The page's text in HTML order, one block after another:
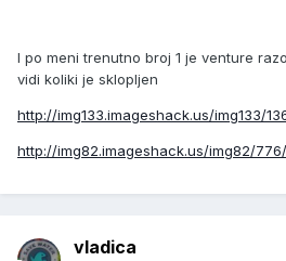
I po meni trenutno broj 1 je venture
vidi koliki je sklopljen
http://img133.imageshack.us/img133/
http://img82.imageshack.us/img82/
vladica